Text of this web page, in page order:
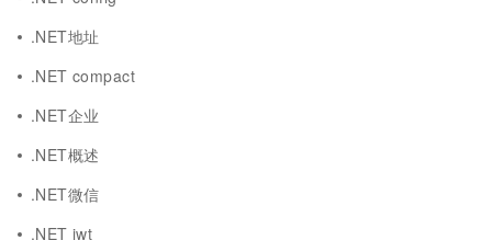
.NET地址
.NET compact
.NET企业
.NET概述
.NET微信
.NET jwt